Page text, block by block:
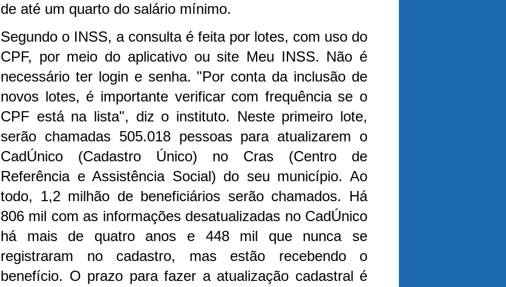
de até um quarto do salário mínimo.
Segundo o INSS, a consulta é feita por lotes, com uso do
CPF, por meio do aplicativo ou site Meu INSS. Não é
necessário ter login e senha. "Por conta da inclusão de
novos lotes, é importante verificar com frequência se o
CPF está na lista", diz o instituto. Neste primeiro lote,
serão chamadas 505.018 pessoas para atualizarem o
CadÚnico (Cadastro Único) no Cras (Centro de
Referência e Assistência Social) do seu município. Ao
todo, 1,2 milhão de beneficiários serão chamados. Há
806 mil com as informações desatualizadas no CadÚnico
há mais de quatro anos e 448 mil que nunca se
registraram no cadastro, mas estão recebendo o
benefício. O prazo para fazer a atualização cadastral é